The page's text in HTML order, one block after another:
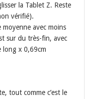
la Tablet Z. Reste
vérifié).
avec moins
sur du très-fin, avec
long x 0,69cm
tout comme c’est le